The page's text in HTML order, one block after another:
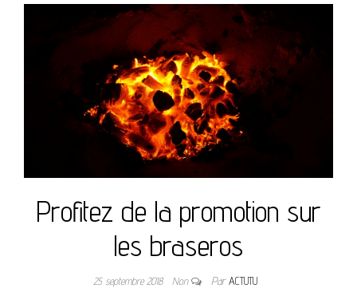
Profitez de la promotion sur
les braseros
25 septembre 2018 Non ParACTUTU